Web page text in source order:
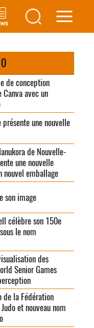
de conception
avec un
présente une nouvelle
de Nouvelle-
une nouvelle
nouvel emballage
son image
célèbre son 150e
le nom
des
Senior Games
de la Fédération
et nouveau nom